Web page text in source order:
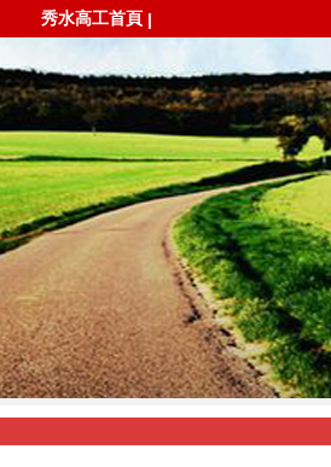
秀水高工首頁 |